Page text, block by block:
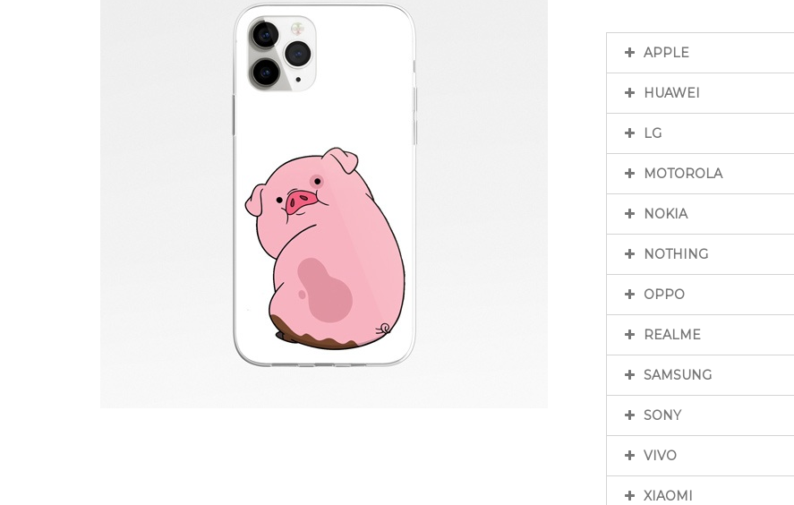
APPLE
HUAWEI
LG
MOTOROLA
NOKIA
NOTHING
OPPO
REALME
SAMSUNG
SONY
VIVO
XIAOMI